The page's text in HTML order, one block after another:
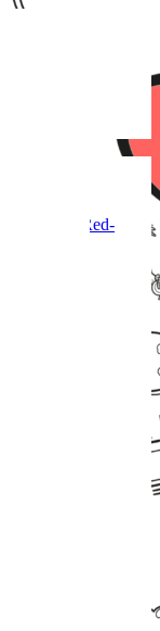
Master Red-